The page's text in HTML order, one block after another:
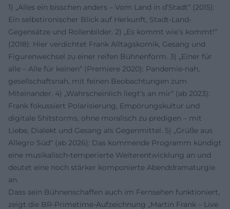
1) „Alles ein bisschen anders – Vom Land in d’Stadt“ (2015):
Ein selbstironischer Blick auf Herkunft, Stadt-Land-
Gegensätze und Rollenbilder. 2) „Es kommt wie’s kommt!“
(2018): Hier verdichtet Frank Alltagskomik, Gesang und
Figurenwechsel zu einer reifen Bühnenform. 3) „Einer für
alle – Alle für keinen“ (Premiere 2020): Pandemie-nah,
gesellschaftsnah, mit feinen Beobachtungen zum
Miteinander. 4) „Wahrscheinlich liegt’s an mir“ (ab 2023):
Frank fokussiert Polarisierung, Empörungskultur und
digitale Shitstorms, ohne moralisch zu predigen – mit
Liebe, Dialekt und Gesang als Gegenmittel. 5) „Grüße aus
Allegro Süd“ (ab 2026): Das kommende Programm kündigt
eine musikalisch-temperierte Weiterentwicklung an und
deutet eine noch stärker komponierte Abenddramaturgie
an.
Dass sein Bühnenschaffen auch im Fernsehen funktioniert,
zeigt die BR-Primetime-Aufzeichnung „Martin Frank – Live